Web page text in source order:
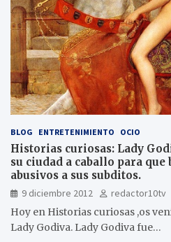
BLOG ENTRETENIMIENTO OCIO
Historias curiosas: Lady
su ciudad a caballo para
abusivos a sus subditos.
9 diciembre 2012
redactor10tv
Hoy en Historias curiosas ,os
Lady Godiva. Lady Godiva fue…